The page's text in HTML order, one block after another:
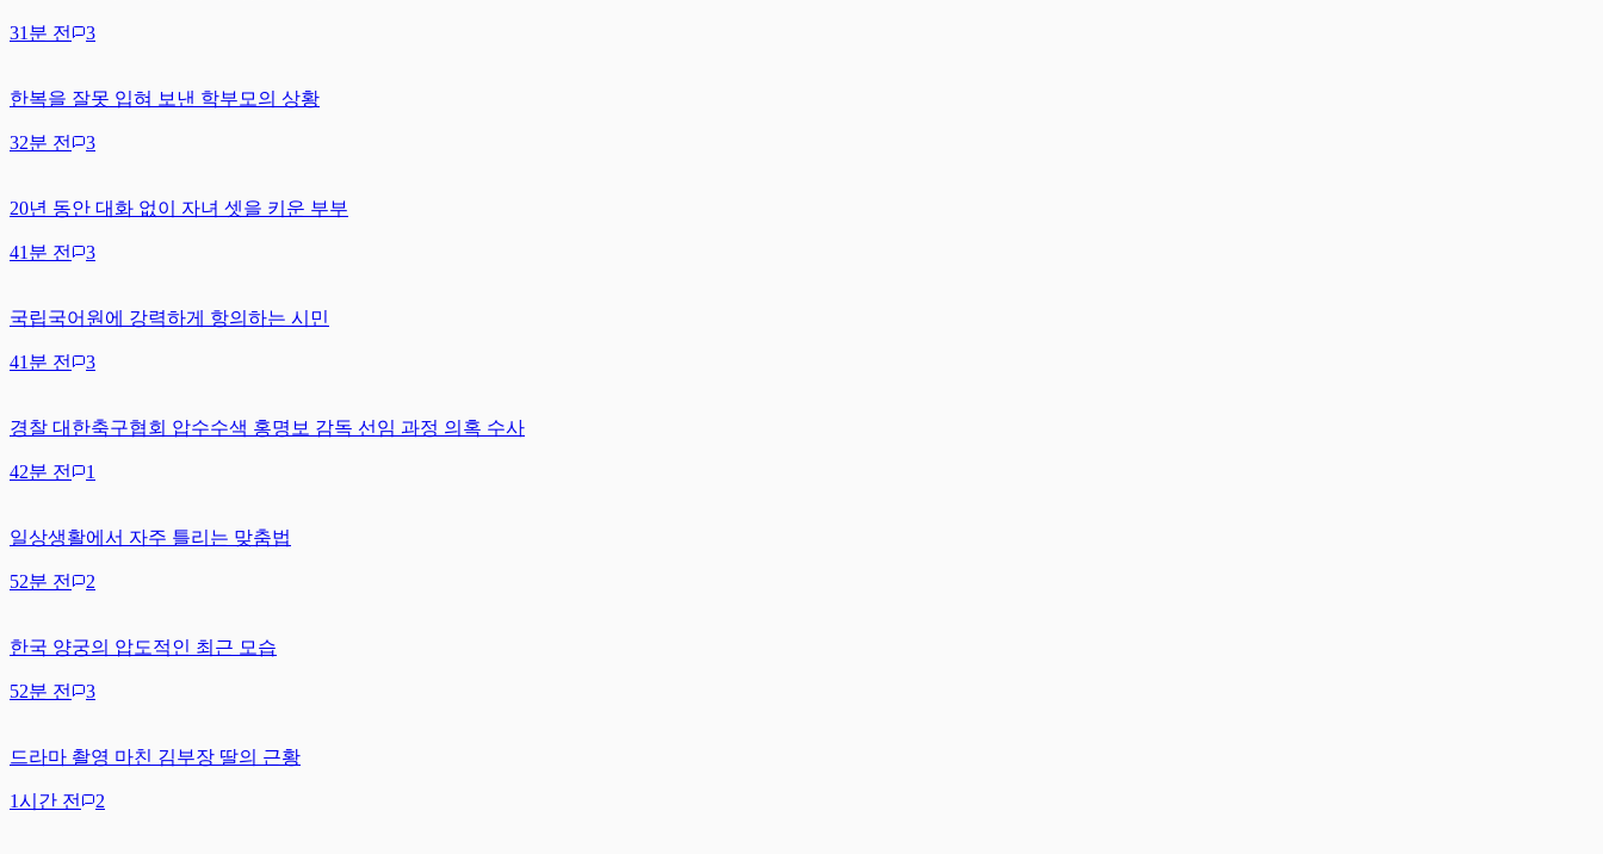
31분 전 3
한복을 잘못 입혀 보낸 학부모의 상황
32분 전 3
20년 동안 대화 없이 자녀 셋을 키운 부부
41분 전 3
국립국어원에 강력하게 항의하는 시민
41분 전 3
경찰 대한축구협회 압수수색 홍명보 감독 선임 과정 의혹 수사
42분 전 1
일상생활에서 자주 틀리는 맞춤법
52분 전 2
한국 양궁의 압도적인 최근 모습
52분 전 3
드라마 촬영 마친 김부장 딸의 근황
1시간 전 2